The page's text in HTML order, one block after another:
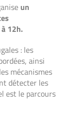
un
12h.
: les
ainsi
mécanismes
détecter les
est le parcours